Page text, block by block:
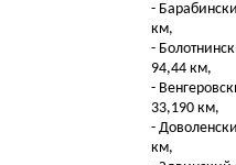
-
км,
-
94,44 км,
-
33,190 км,
-
км,